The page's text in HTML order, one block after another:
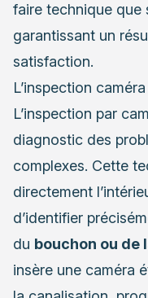
faire technique que
garantissant un
satisfaction.
L’inspection
L’inspection par
diagnostic des
complexes. Cette
directement
d’identifier
du bouchon ou de
insère une caméra